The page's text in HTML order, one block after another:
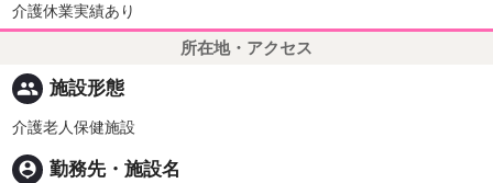
介護休業実績あり
所在地・アクセス
people 施設形態
介護老人保健施設
person_pin 勤務先・施設名